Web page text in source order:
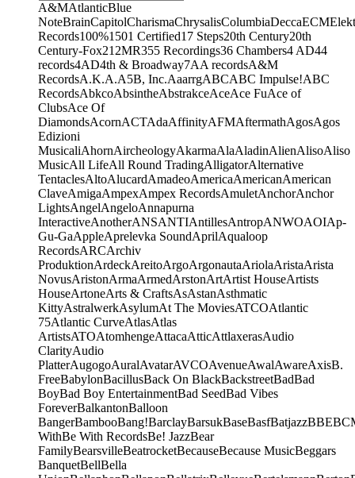
A&MAtlanticBlue
NoteBrainCapitolCharismaChrysalisColumbiaDeccaECM
Records100%1501 Certified17 Steps20th Century20th
Century-Fox21 2MR355 Recordings36 Chambers4 AD44
records4AD4th & Broadway7AA recordsA&M
RecordsA.K.A.A5B, Inc.AaarrgABCABC Impulse!ABC
RecordsAbkcoAbsintheAbstrakceAceAce FuAce of
ClubsAce Of
DiamondsAcornACTAdaAffinityAFMAftermathAgosAgos
Edizioni
MusicaliAhornAircheologyAkarmaAlaAladinAlienAlisoAliso
MusicAll LifeAll Round TradingAlligatorAlternative
TentaclesAltoAlucardAmadeoAmericaAmericanAmerican
ClaveAmigaAmpexAmpex RecordsAmuletAnchorAnchor
LightsAngelAngeloAnnapurna
InteractiveAnotherANSANTIAntillesAntropANWOAOIAp-
Gu-GaAppleAprelevka SoundAprilAqualoop
RecordsARCArchiv
ProduktionArdeckAreitoArgoArgonautaAriolaAristaArista
NovusAristonArmaArmedArstonArtArtist HouseArtists
HouseArtoneArts & CraftsAsAstanAsthmatic
KittyAstralwerkAsylumAt The MoviesATCOAtlantic
75Atlantic CurveAtlasAtlas
ArtistsATOAtomhengeAttacaAtticAttlaxerasAudio
ClarityAudio
PlatterAugogoAuralAvatarAVCOAvenueAwalAwareAxisB.
FreeBabylonBacillusBack On BlackBackstreetBadBad
BoyBad Boy EntertainmentBad SeedBad Vibes
ForeverBalkantonBalloon
BangerBambooBang!BarclayBarsukBaseBasfBatjazzBBE
WithBe With RecordsBe! JazzBear
FamilyBearsvilleBeatrocketBecauseBecause MusicBeggars
BanquetBellBella